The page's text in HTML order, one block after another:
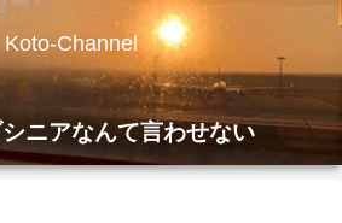
Koto-Channel
ニアなんて言わせない